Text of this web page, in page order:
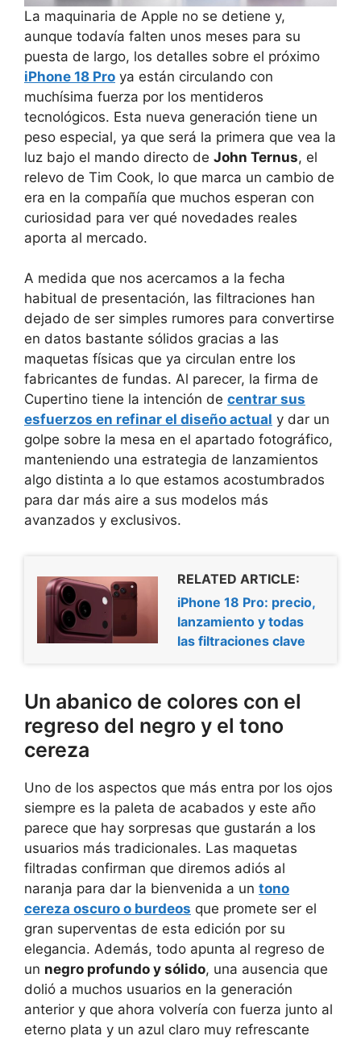
La maquinaria de Apple no se detiene y,
aunque todavía falten unos meses para su
puesta de largo, los detalles sobre el próximo
iPhone 18 Pro ya están circulando con
muchísima fuerza por los mentideros
tecnológicos. Esta nueva generación tiene un
peso especial, ya que será la primera que vea la
luz bajo el mando directo de John Ternus, el
relevo de Tim Cook, lo que marca un cambio de
era en la compañía que muchos esperan con
curiosidad para ver qué novedades reales
aporta al mercado.
A medida que nos acercamos a la fecha
habitual de presentación, las filtraciones han
dejado de ser simples rumores para convertirse
en datos bastante sólidos gracias a las
maquetas físicas que ya circulan entre los
fabricantes de fundas. Al parecer, la firma de
Cupertino tiene la intención de centrar sus
esfuerzos en refinar el diseño actual y dar un
golpe sobre la mesa en el apartado fotográfico,
manteniendo una estrategia de lanzamientos
algo distinta a lo que estamos acostumbrados
para dar más aire a sus modelos más
avanzados y exclusivos.
RELATED ARTICLE:
iPhone 18 Pro: precio,
lanzamiento y todas
las filtraciones clave
Un abanico de colores con el
regreso del negro y el tono
cereza
Uno de los aspectos que más entra por los ojos
siempre es la paleta de acabados y este año
parece que hay sorpresas que gustarán a los
usuarios más tradicionales. Las maquetas
filtradas confirman que diremos adiós al
naranja para dar la bienvenida a un tono
cereza oscuro o burdeos que promete ser el
gran superventas de esta edición por su
elegancia. Además, todo apunta al regreso de
un negro profundo y sólido, una ausencia que
dolió a muchos usuarios en la generación
anterior y que ahora volvería con fuerza junto al
eterno plata y un azul claro muy refrescante